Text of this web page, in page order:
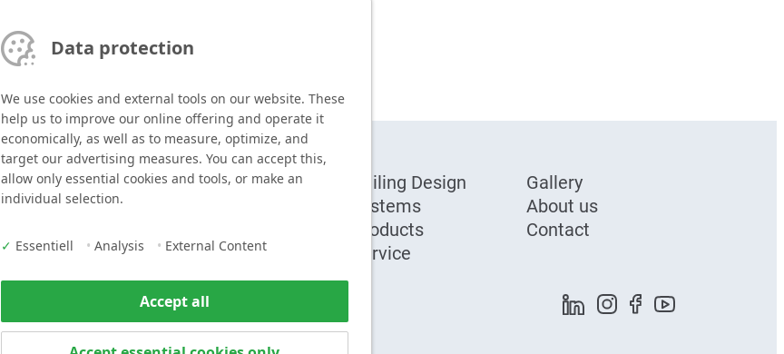
T +49 9104 825-0
F+49 9104 825-250
Ceiling Design
Systems
Products
Service
Gallery
About us
Contact
Data protection
We use cookies and external tools on our website. These
help us to improve our online offering and operate it
economically, as well as to measure, optimize, and
target our advertising measures. You can accept this,
allow only essential cookies and tools, or make an
individual selection.
✓ Essentiell • Analysis • External Content
Accept all